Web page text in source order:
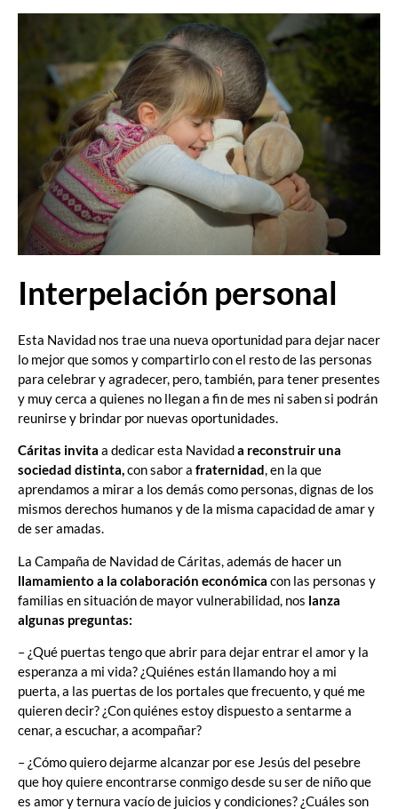
Interpelación personal
Esta Navidad nos trae una nueva oportunidad para dejar nacer
lo mejor que somos y compartirlo con el resto de las personas
para celebrar y agradecer, pero, también, para tener presentes
y muy cerca a quienes no llegan a fin de mes ni saben si podrán
reunirse y brindar por nuevas oportunidades.
Cáritas invita a dedicar esta Navidada reconstruir una
sociedad distinta,con sabor a fraternidad, en la que
aprendamos a mirar a los demás como personas, dignas de los
mismos derechos humanos y de la misma capacidad de amar y
de ser amadas.
La Campaña de Navidad de Cáritas, además de hacer un
llamamiento a la colaboración económica con las personas y
familias en situación de mayor vulnerabilidad, nos lanza
algunas preguntas:
– ¿Qué puertas tengo que abrir para dejar entrar el amor y la
esperanza a mi vida? ¿Quiénes están llamando hoy a mi
puerta, a las puertas de los portales que frecuento, y qué me
quieren decir? ¿Con quiénes estoy dispuesto a sentarme a
cenar, a escuchar, a acompañar?
– ¿Cómo quiero dejarme alcanzar por ese Jesús del pesebre
que hoy quiere encontrarse conmigo desde su ser de niño que
es amor y ternura vacío de juicios y condiciones? ¿Cuáles son